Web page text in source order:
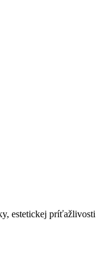
estetickej